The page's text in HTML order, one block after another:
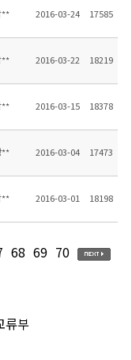
** 2016-03-24 17585
** 2016-03-22 18219
** 2016-03-15 18378
** 2016-03-04 17473
** 2016-03-01 18198
68 69 70
류부